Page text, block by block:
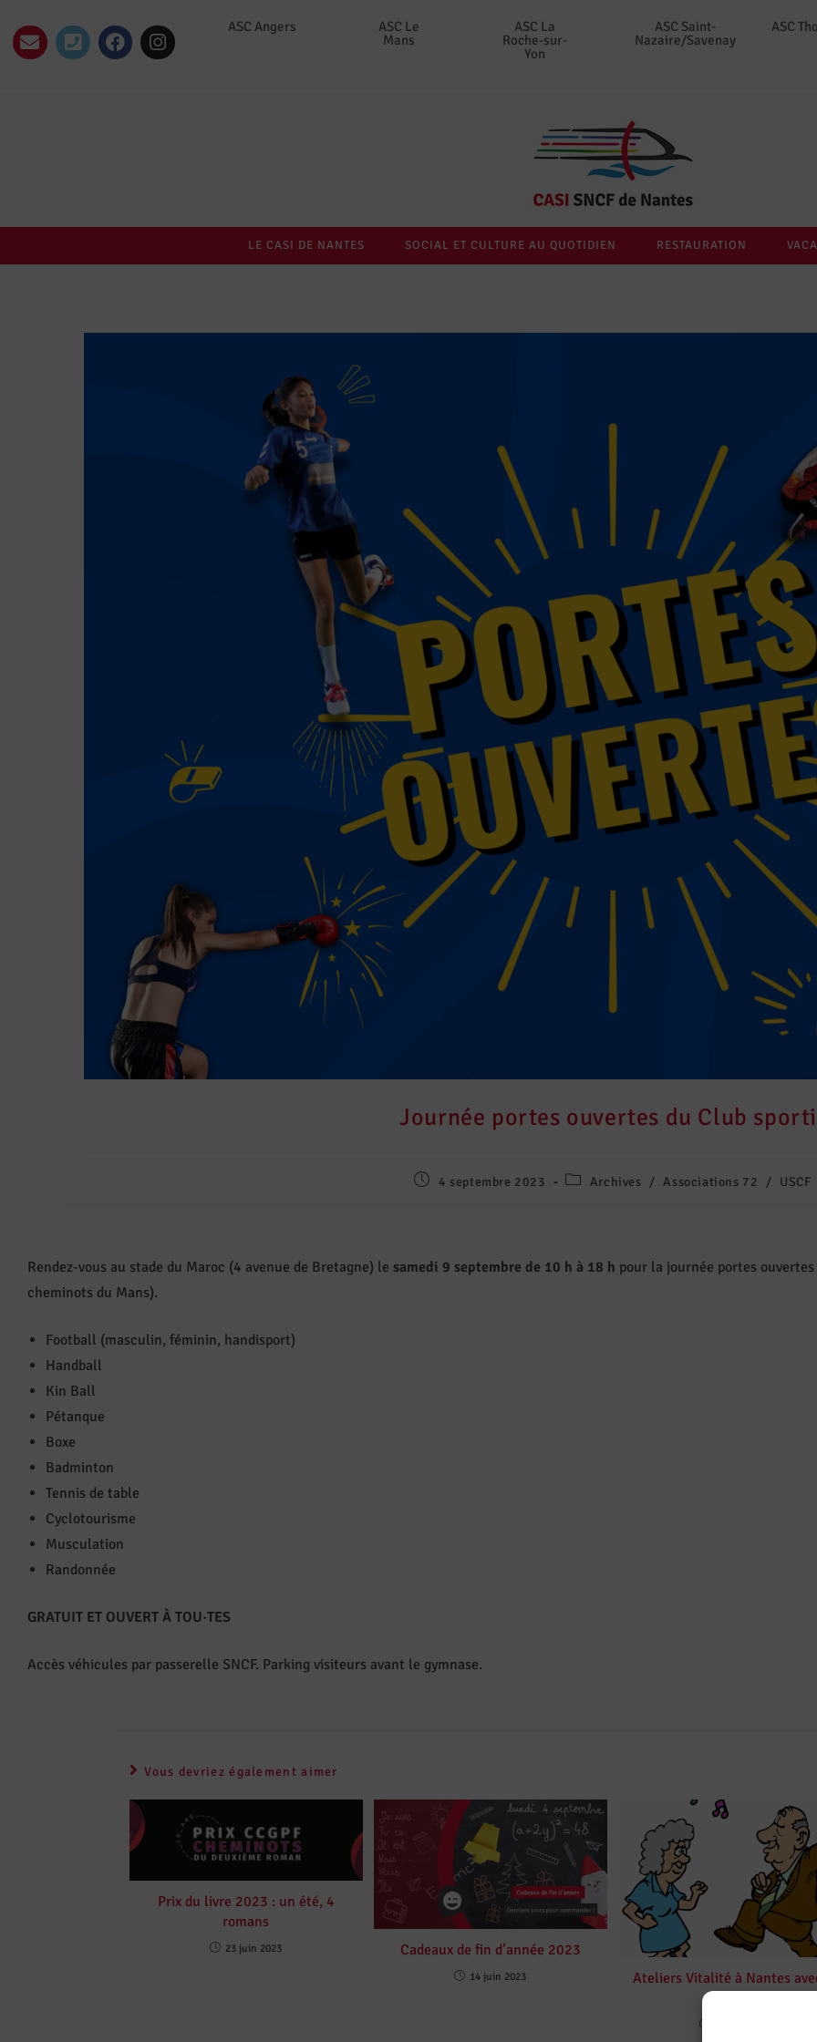
ASC Angers
ASC Le
Mans
ASC La
Roche-sur-
Yon
ASC Saint-
Nazaire/Savenay
ASC
LE CASI DE NANTES SOCIAL ET CULTURE AU QUOTIDIEN RESTAURATION
Journée portes ouvertes du Club
4 septembre 2023 Archives / Associations 72 / USCF
Rendez-vous au stade du Maroc (4 avenue de Bretagne) le samedi 9 septembre de 10 h à 18 h pour la journée portes
cheminots du Mans).
Football (masculin, féminin, handisport)
Handball
Kin Ball
Pétanque
Boxe
Badminton
Tennis de table
Cyclotourisme
Musculation
Randonnée
GRATUIT ET OUVERT À TOU·TES
Accès véhicules par passerelle SNCF. Parking visiteurs avant le gymnase.
Vous devriez également aimer
Prix du livre 2023 : un été, 4
romans
23 juin 2023 Cadeaux de fin d’année 2023
14 juin 2023
Ateliers Vitalité à Nantes